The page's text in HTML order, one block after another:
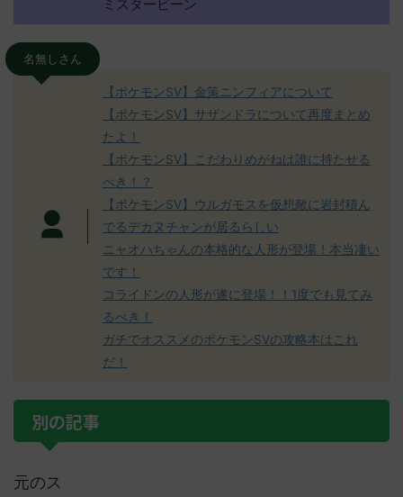
ミスタービーン
名無しさん
【ポケモンSV】金策ニンフィアについて
【ポケモンSV】サザンドラについて再度まとめ
たよ！
【ポケモンSV】こだわりめがねは誰に持たせる
べき！？
【ポケモンSV】ウルガモスを仮想敵に岩封積ん
でるデカヌチャンが居るらしい
ニャオハちゃんの本格的な人形が登場！本当凄い
です！
コライドンの人形が遂に登場！！1度でも見てみ
るべき！
ガチでオススメのポケモンSVの攻略本はこれ
だ！
別の記事
元のス